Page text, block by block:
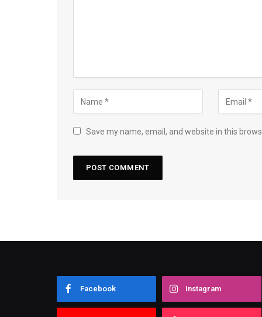
Save my name, email, and website in this
Facebook Instagram